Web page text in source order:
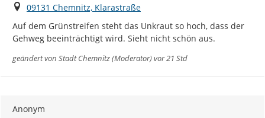
Ort
09131 Chemnitz, Klarastraße
Auf dem Grünstreifen steht das Unkraut so hoch, dass der
Gehweg beeinträchtigt wird. Sieht nicht schön aus.
geändert von Stadt Chemnitz (Moderator)vor 21 Std
Anonym